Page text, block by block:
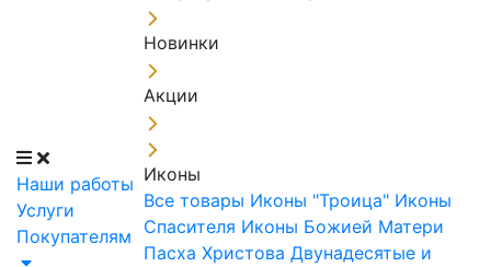
Наши работы
Услуги
Покупателям
Новинки
Акции
Иконы
Все товары Иконы "Троица" Иконы
Спасителя Иконы Божией Матери
Пасха Христова Двунадесятые и